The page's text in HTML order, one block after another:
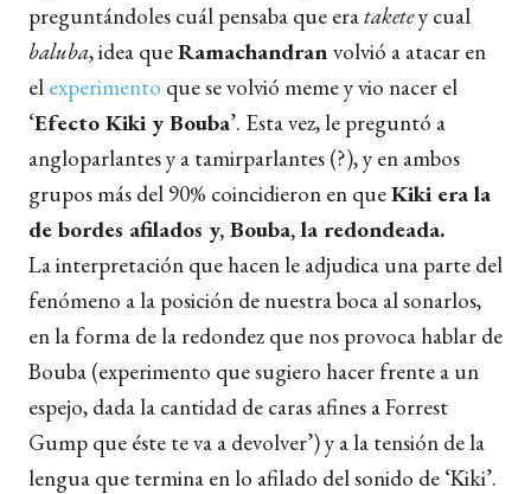
preguntándoles cuál pensaba que erataketey cual
baluba,idea queRamachandran volvió a atacar en
el experimento que se volvió meme y vio nacer el
‘Efecto Kiki y Bouba’. Esta vez, le preguntó a
angloparlantes y a tamirparlantes (?), y en ambos
grupos más del 90% coincidieron en queKiki era la
de bordes afilados y, Bouba, la redondeada.
La interpretación que hacen le adjudica una parte del
fenómeno a la posición de nuestra boca al sonarlos,
en la forma de la redondez que nos provoca hablar de
Bouba (experimento que sugiero hacer frente a un
espejo, dada la cantidad de caras afines a Forrest
Gump que éste te va a devolver’) y a la tensión de la
lengua que termina en lo afilado del sonido de ‘Kiki’.